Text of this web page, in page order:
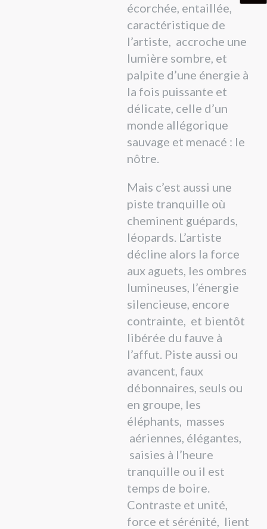
écorchée, entaillée,
caractéristique de
l’artiste, accroche une
lumière sombre, et
palpite d’une énergie à
la fois puissante et
délicate, celle d’un
monde allégorique
sauvage et menacé : le
nôtre.
Mais c’est aussi une
piste tranquille où
cheminent guépards,
léopards. L’artiste
décline alors la force
aux aguets, les ombres
lumineuses, l’énergie
silencieuse, encore
contrainte, et bientôt
libérée du fauve à
l’affut. Piste aussi ou
avancent, faux
débonnaires, seuls ou
en groupe, les
éléphants, masses
aériennes, élégantes,
saisies à l’heure
tranquille ou il est
temps de boire.
Contraste et unité,
force et sérénité, lient